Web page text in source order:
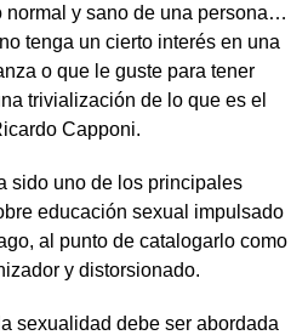
normal y sano de una persona…
tenga un cierto interés en una
o que le guste para tener
trivialización de lo que es el
Capponi.
sido uno de los principales
educación sexual impulsado
al punto de catalogarlo como
y distorsionado.
sexualidad debe ser abordada